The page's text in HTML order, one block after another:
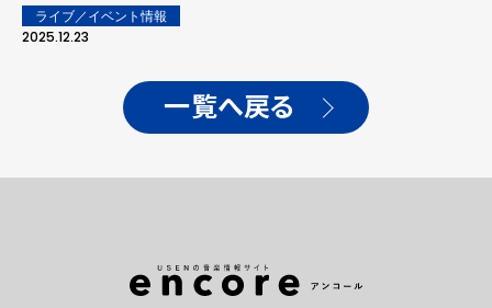
ライブ／イベント情報
2025.12.23
一覧へ戻る